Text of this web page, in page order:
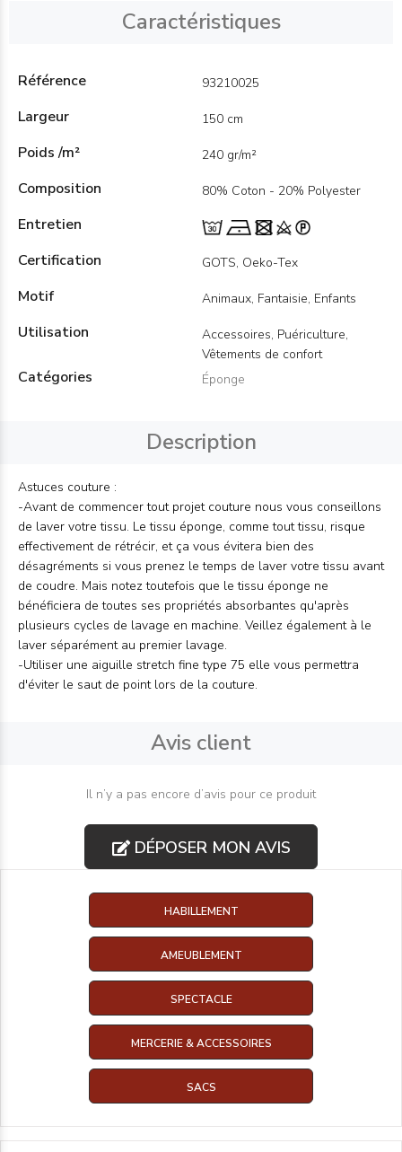
Caractéristiques
Référence 93210025
Largeur 150 cm
Poids /m² 240 gr/m²
Composition 80% Coton - 20% Polyester
Entretien
Certification
GOTS, Oeko-Tex
Motif Animaux, Fantaisie, Enfants
Utilisation
Accessoires, Puériculture,
Vêtements de confort
Catégories Éponge
Description
Astuces couture :
-Avant de commencer tout projet couture nous vous conseillons
de laver votre tissu. Le tissu éponge, comme tout tissu, risque
effectivement de rétrécir, et ça vous évitera bien des
désagréments si vous prenez le temps de laver votre tissu avant
de coudre. Mais notez toutefois que le tissu éponge ne
bénéficiera de toutes ses propriétés absorbantes qu'après
plusieurs cycles de lavage en machine. Veillez également à le
laver séparément au premier lavage.
-Utiliser une aiguille stretch fine type 75 elle vous permettra
d'éviter le saut de point lors de la couture.
Avis client
Il n’y a pas encore d’avis pour ce produit
DÉPOSER MON AVIS
HABILLEMENT
AMEUBLEMENT
SPECTACLE
MERCERIE & ACCESSOIRES
SACS